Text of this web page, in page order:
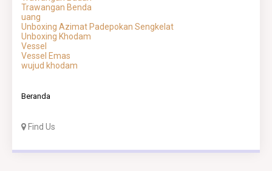
Trawangan Benda
uang
Unboxing Azimat Padepokan Sengkelat
Unboxing Khodam
Vessel
Vessel Emas
wujud khodam
Beranda
Find Us